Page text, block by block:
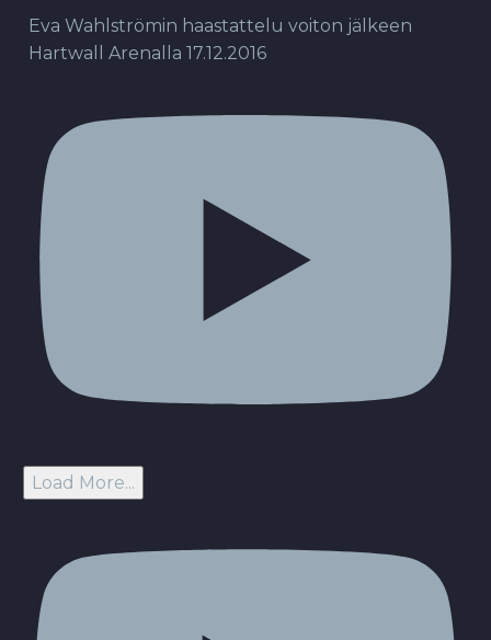
Eva Wahlströmin haastattelu voiton jälkeen
Hartwall Arenalla 17.12.2016
Load More...